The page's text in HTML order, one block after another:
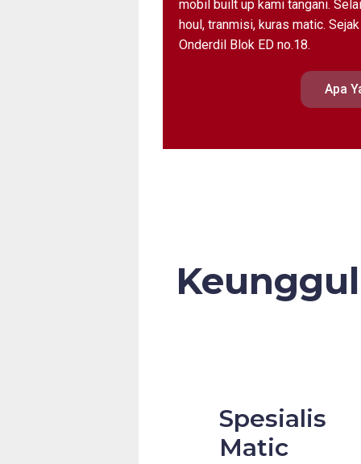
mobil built up kami tangani.
houl, tranmisi, kuras matic.
Onderdil Blok ED no.18.
Apa
Spesialis
Matic